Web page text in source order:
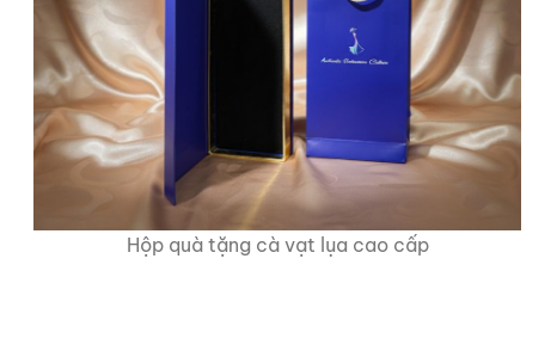
Hộp quà tặng cà vạt lụa cao cấp